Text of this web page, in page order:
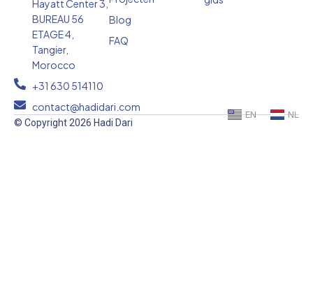
a
m
Blog
FAQ
Hayatt Center 3,
BUREAU 56
ETAGE 4,
Tangier,
Morocco
+31 630 514110
contact@hadidari.com
© Copyright 2026 Hadi Dari
EN NL